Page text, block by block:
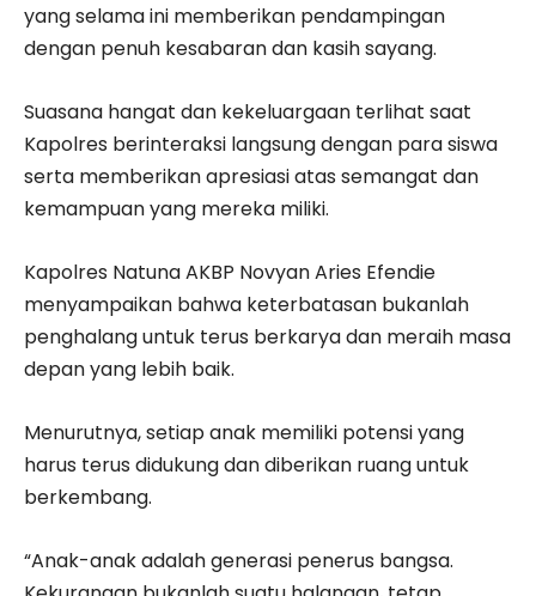
yang selama ini memberikan pendampingan
dengan penuh kesabaran dan kasih sayang.
Suasana hangat dan kekeluargaan terlihat saat
Kapolres berinteraksi langsung dengan para siswa
serta memberikan apresiasi atas semangat dan
kemampuan yang mereka miliki.
Kapolres Natuna AKBP Novyan Aries Efendie
menyampaikan bahwa keterbatasan bukanlah
penghalang untuk terus berkarya dan meraih masa
depan yang lebih baik.
Menurutnya, setiap anak memiliki potensi yang
harus terus didukung dan diberikan ruang untuk
berkembang.
“Anak-anak adalah generasi penerus bangsa.